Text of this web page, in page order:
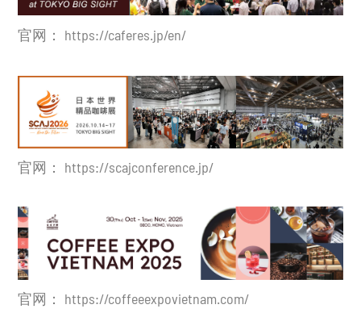
官网： https://caferes.jp/en/
官网： https://scajconference.jp/
官网： https://coffeeexpovietnam.com/